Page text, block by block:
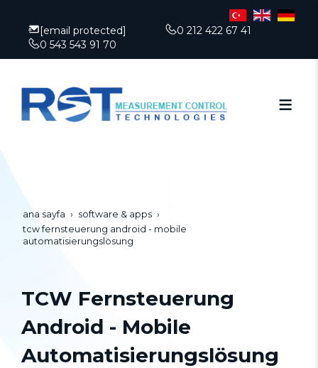
[email protected]
0 212 422 67 41
0 543 543 91 70
ana sayfa
software & apps
tcw fernsteuerung android - mobile
automatisierungslösung
TCW Fernsteuerung
Android - Mobile
Automatisierungslösung